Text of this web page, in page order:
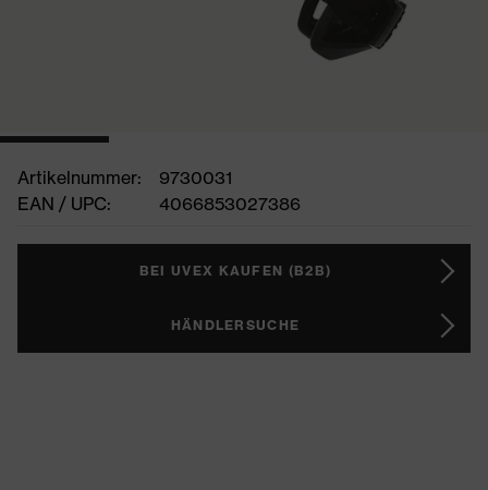
Artikelnummer:
9730031
EAN / UPC:
4066853027386
BEI UVEX KAUFEN (B2B)
HÄNDLERSUCHE